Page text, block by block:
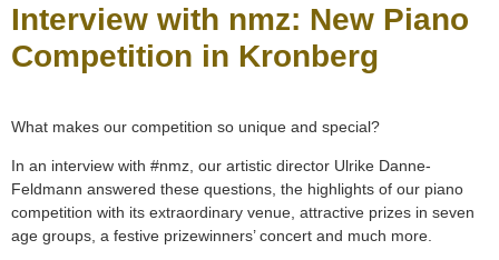
Interview with nmz: New Piano
Competition in Kronberg
What makes our competition so unique and special?
In an interview with #nmz, our artistic director Ulrike Danne-
Feldmann answered these questions, the highlights of our piano
competition with its extraordinary venue, attractive prizes in seven
age groups, a festive prizewinners’ concert and much more.